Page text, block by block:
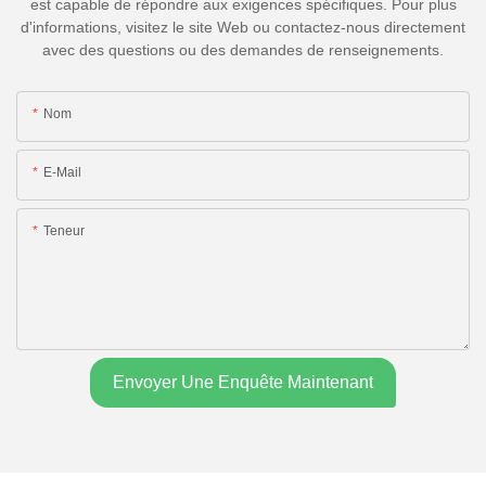
est capable de répondre aux exigences spécifiques. Pour plus
d'informations, visitez le site Web ou contactez-nous directement
avec des questions ou des demandes de renseignements.
Nom
E-Mail
Teneur
Envoyer Une Enquête Maintenant